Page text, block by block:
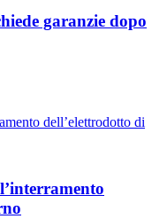
garanzie dopo